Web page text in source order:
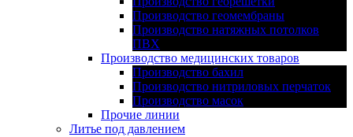
Производство геомембраны
Производство натяжных потолков
ПВХ
Производство медицинских товаров
Производство бахил
Производство нитриловых перчаток
Производство масок
Прочие линии
Литье под давлением